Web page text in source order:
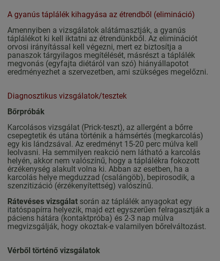
A gyanús táplálék kihagyása az étrendből (elimináció)
Amennyiben a vizsgálatok alátámasztják, a gyanús
táplálékot ki kell iktatni az étrendünkből. Az eliminációt
orvosi irányítással kell végezni, mert ez biztosítja a
panaszok tárgyilagos megítélését, másrészt a táplálék
megvonás (egyfajta diétáról van szó) hiányállapotot
eredményezhet a szervezetben, ami szükséges megelőzni.
Diagnosztikus vizsgálatok/tesztek
Bőrpróbák
Karcolásos vizsgálat (Prick-teszt), az allergént a bőrre
csepegtetik és utána történik a hámsértés (megkarcolás)
egy kis lándzsával. Az eredményt 15-20 perc múlva kell
leolvasni. Ha semmilyen reakció nem látható a karcolás
helyén, akkor nem valószínű, hogy a táplálékra fokozott
érzékenység alakult volna ki. Abban az esetben, ha a
karcolás helye megduzzad (csalángöb), bepirosodik, a
szenzitizáció (érzékenyítettség) valószínű.
Rátevéses vizsgálat során az táplálék anyagokat egy
itatóspapírra helyezik, majd ezt egyszerűen felragasztják a
páciens hátára (kontaktpróba) és 2-3 nap múlva
megvizsgálják, hogy okoztak-e valamilyen bőrelváltozást.
Vérből történő vizsgálatok